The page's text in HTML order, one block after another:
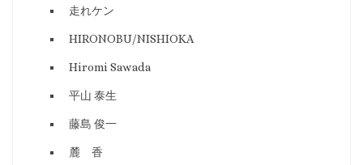
走れケン
HIRONOBU/NISHIOKA
Hiromi Sawada
平山 泰生
藤島 俊一
麓 香